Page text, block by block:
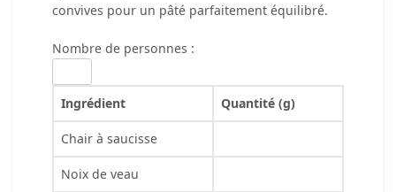
convives pour un pâté parfaitement équilibré.
Nombre de personnes :
Ingrédient Quantité (g)
Chair à saucisse
Noix de veau